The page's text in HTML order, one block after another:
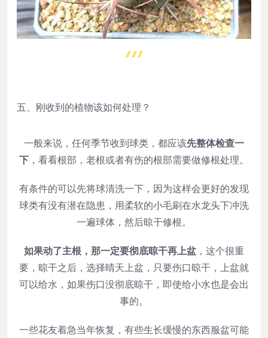
五、刚收到的植物该如何处理？
一般来说，任何季节收到球类，都应该先整体检查一
下 ，看看根部，老根或者有伤的根部需要做修根处理。
有条件的可以先将球清洗一下，因为这样会更好的发现
球类有没有潜在隐患，用柔软的小毛刷在水龙头下冲洗
一遍球体，然后晾干修根。
如果动了主根，那一定要彻底晾干再上盆 ，这个很重
要，晾干之后，选择晴天上盆，只要伤口晾干，上盆就
可以给水，如果伤口没彻底晾干，即使给小水也是会出
事的。
一些花友着急当年恢复，有些生长缓慢的东西服盆可能